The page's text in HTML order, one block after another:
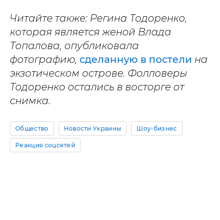
Читайте также: Регина Тодоренко,
которая является женой Влада
Топалова, опубликовала
фотографию, сделанную в постели на
экзотическом острове. Фолловеры
Тодоренко остались в восторге от
снимка.
Общество Новости Украины Шоу-бизнес
Реакция соцсетей